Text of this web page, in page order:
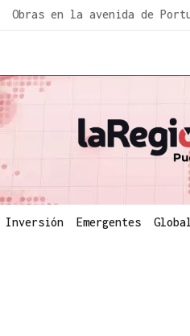
Obras en la avenida de
Inversión Emergentes